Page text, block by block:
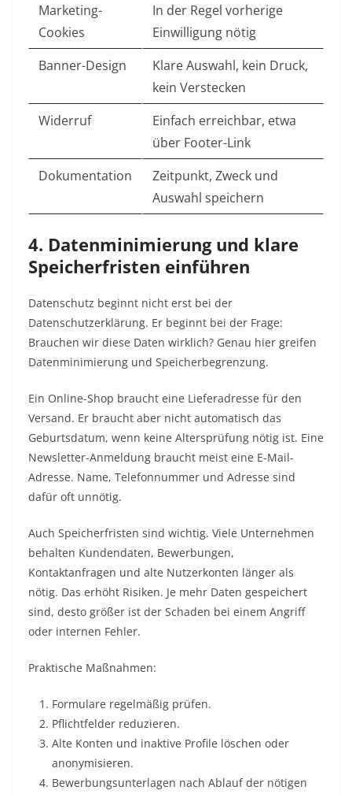
Marketing-
Cookies
In der Regel vorherige
Einwilligung nötig
Banner-Design
Klare Auswahl, kein Druck,
kein Verstecken
Widerruf
Einfach erreichbar, etwa
über Footer-Link
Dokumentation
Zeitpunkt, Zweck und
Auswahl speichern
4. Datenminimierung und klare
Speicherfristen einführen
Datenschutz beginnt nicht erst bei der
Datenschutzerklärung. Er beginnt bei der Frage:
Brauchen wir diese Daten wirklich? Genau hier greifen
Datenminimierung und Speicherbegrenzung.
Ein Online-Shop braucht eine Lieferadresse für den
Versand. Er braucht aber nicht automatisch das
Geburtsdatum, wenn keine Altersprüfung nötig ist. Eine
Newsletter-Anmeldung braucht meist eine E-Mail-
Adresse. Name, Telefonnummer und Adresse sind
dafür oft unnötig.
Auch Speicherfristen sind wichtig. Viele Unternehmen
behalten Kundendaten, Bewerbungen,
Kontaktanfragen und alte Nutzerkonten länger als
nötig. Das erhöht Risiken. Je mehr Daten gespeichert
sind, desto größer ist der Schaden bei einem Angriff
oder internen Fehler.
Praktische Maßnahmen:
Formulare regelmäßig prüfen.
Pflichtfelder reduzieren.
Alte Konten und inaktive Profile löschen oder
anonymisieren.
Bewerbungsunterlagen nach Ablauf der nötigen